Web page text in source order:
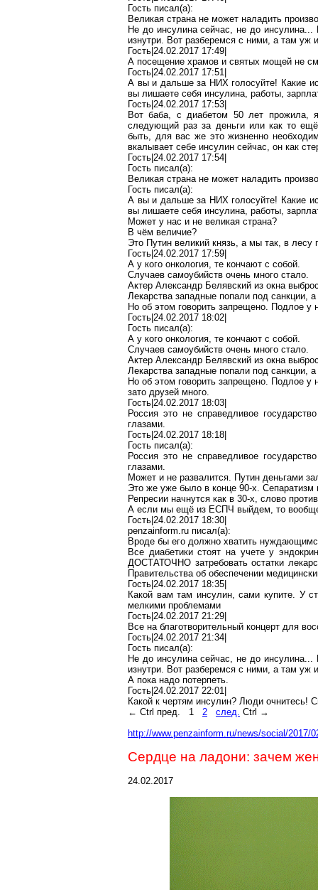
Гость писал(a):
Великая страна не может наладить
Не до инсулина сейчас, не до инсулина...
изнутри. Вот разберемся с ними, а там уж
Гость|24.02.2017 17:49|
А посещение храмов и святых мощей не
Гость|24.02.2017 17:51|
А вы и дальше за НИХ голосуйте! Какие
вы лишаете себя инсулина, работы,
Гость|24.02.2017 17:53|
Вот баба, с диабетом 50 лет прожила,
следующий раз за деньги или как то
быть, для вас же это жизненно
вкалывает себе инсулин сейчас, он как
Гость|24.02.2017 17:54|
Гость писал(a):
Великая страна не может наладить
Гость писал(a):
А вы и дальше за НИХ голосуйте! Какие
вы лишаете себя инсулина, работы,
Может у нас и не великая страна?
В чём величие?
Это Путин великий князь, а мы так, в лесу
Гость|24.02.2017 17:59|
А у кого онкология, те кончают с собой.
Случаев самоубийств очень много стало.
Актер Александр Белявский из окна
Лекарства западные попали под санкции, а
Но об этом говорить запрещено. Подлое у
Гость|24.02.2017 18:02|
Гость писал(a):
А у кого онкология, те кончают с собой.
Случаев самоубийств очень много стало.
Актер Александр Белявский из окна
Лекарства западные попали под санкции, а
Но об этом говорить запрещено. Подлое у
зато друзей много.
Гость|24.02.2017 18:03|
Россия это не справедливое
глазами.
Гость|24.02.2017 18:18|
Гость писал(a):
Россия это не справедливое
глазами.
Может и не развалится. Путин деньгами
Это же уже было в конце 90-х. Сепаратизм
Репресии начнутся как в 30-х, слово против
А если мы ещё из ЕСПЧ выйдем, то вообще
Гость|24.02.2017 18:30|
penzainform.ru писал(a):
Вроде бы его должно хватить
Все диабетики стоят на учете у
ДОСТАТОЧНО затребовать остатки
Правительства об обеспечении
Гость|24.02.2017 18:35|
Какой вам там инсулин, сами купите. У
мелкими проблемами
Гость|24.02.2017 21:29|
Все на благотворительный концерт для
Гость|24.02.2017 21:34|
Гость писал(a):
Не до инсулина сейчас, не до инсулина...
изнутри. Вот разберемся с ними, а там уж
А пока надо потерпеть.
Гость|24.02.2017 22:01|
Какой к чертям инсулин? Люди очнитесь!
← Ctrl пред. 1 2 след. Ctrl →
http://www.penzainform.ru/news/social/
Сердце на ладони: зачем
24.02.2017